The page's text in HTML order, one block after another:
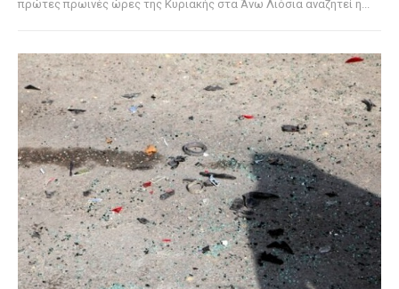
πρώτες πρωινές ώρες της Κυριακής στα Άνω Λιόσια αναζητεί η...